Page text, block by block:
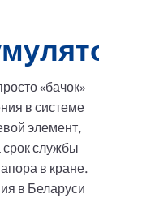
«бачок»
в системе
элемент,
службы
в кране.
в Беларуси